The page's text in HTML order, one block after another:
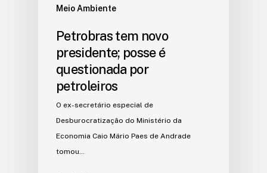
Meio Ambiente
Petrobras tem novo
presidente; posse é
questionada por
petroleiros
O ex-secretário especial de
Desburocratização do Ministério da
Economia Caio Mário Paes de Andrade
tomou…